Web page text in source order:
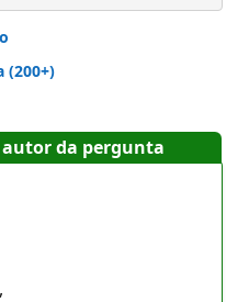
(200+)
autor da pergunta
,